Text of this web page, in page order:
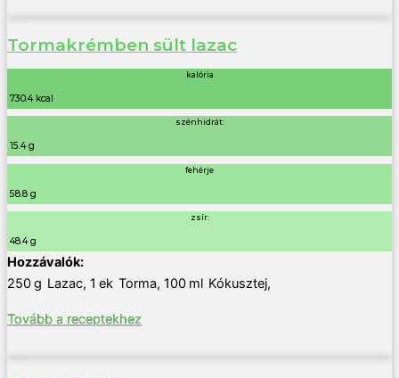
Tormakrémben sült lazac
kalória
730.4 kcal
szénhidrát:
15.4 g
fehérje
58.8 g
zsír:
48.4 g
250g Lazac, 1 ek Torma, 100 ml Kókusztej,
Tovább a receptekhez